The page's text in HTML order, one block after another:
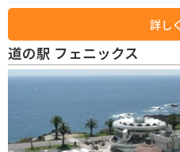
られます。 ソフトクリームなども食
詳し
道の駅 フェニックス